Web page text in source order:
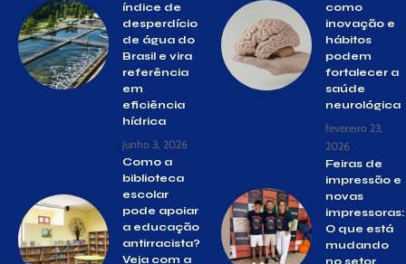
índice de
desperdício
de água do
Brasil e vira
referência
em
eficiência
hídrica
junho 3, 2026
Como a
biblioteca
escolar
pode apoiar
a educação
antirracista?
Veja com a
como
inovação e
hábitos
podem
fortalecer a
saúde
neurológica
fevereiro 23,
2026
Feiras de
impressão e
novas
impressoras:
O que está
mudando